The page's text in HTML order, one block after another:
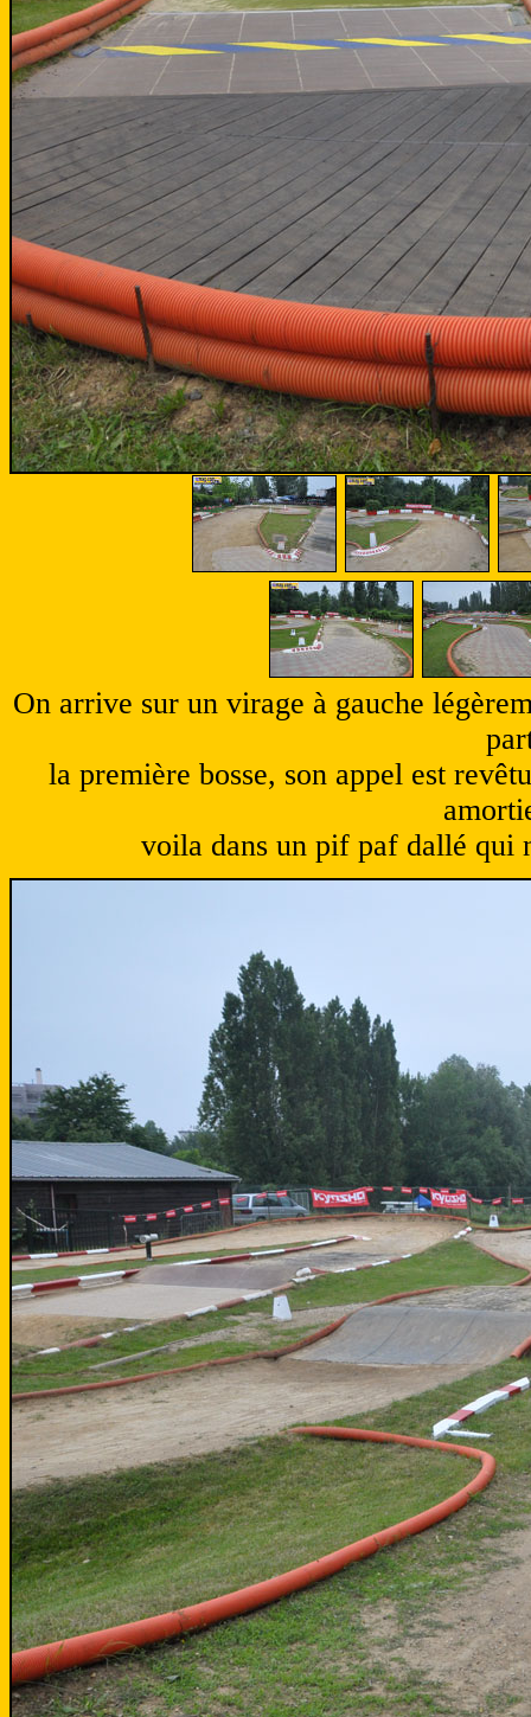
On arrive sur un virage à gauche
la première bosse, son appel est
voila dans un pif paf dallé qui